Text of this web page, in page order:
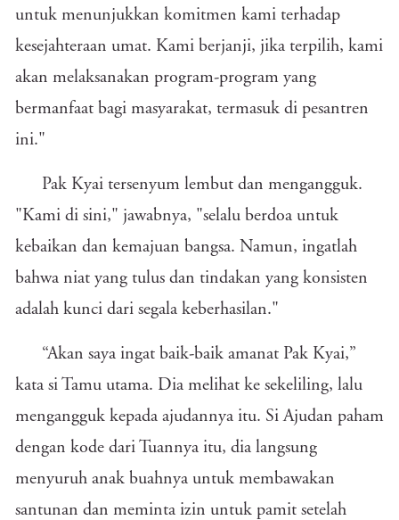
untuk menunjukkan komitmen kami terhadap
kesejahteraan umat. Kami berjanji, jika terpilih, kami
akan melaksanakan program-program yang
bermanfaat bagi masyarakat, termasuk di pesantren
ini."
Pak Kyai tersenyum lembut dan mengangguk.
"Kami di sini," jawabnya, "selalu berdoa untuk
kebaikan dan kemajuan bangsa. Namun, ingatlah
bahwa niat yang tulus dan tindakan yang konsisten
adalah kunci dari segala keberhasilan."
“Akan saya ingat baik-baik amanat Pak Kyai,”
kata si Tamu utama. Dia melihat ke sekeliling, lalu
mengangguk kepada ajudannya itu. Si Ajudan paham
dengan kode dari Tuannya itu, dia langsung
menyuruh anak buahnya untuk membawakan
santunan dan meminta izin untuk pamit setelah